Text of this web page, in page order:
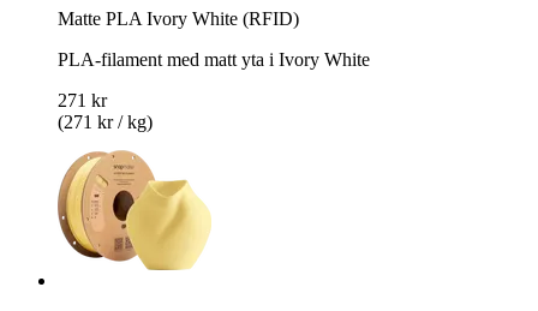
Matte PLA Ivory White (RFID)
PLA-filament med matt yta i Ivory White
271 kr
(271 kr / kg)